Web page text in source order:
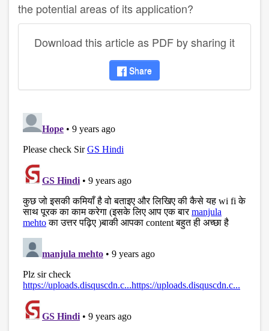
the potential areas of its application?
Download this article as PDF by sharing it
Share